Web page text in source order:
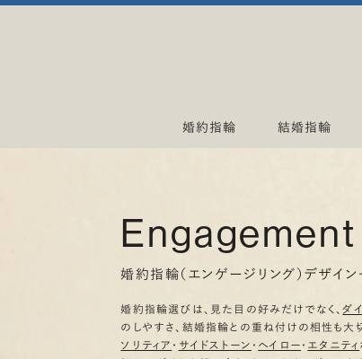
婚約指輪 結婚指輪
Engagement
婚約指輪（エンゲージリング）デザイ
婚約指輪選びは、見た目の好みだけでなく、ダ
のしやすさ、結婚指輪との重ね付けの相性も大
ソリティア ・ サイドストーン ・ ヘイロー ・ エタニティ